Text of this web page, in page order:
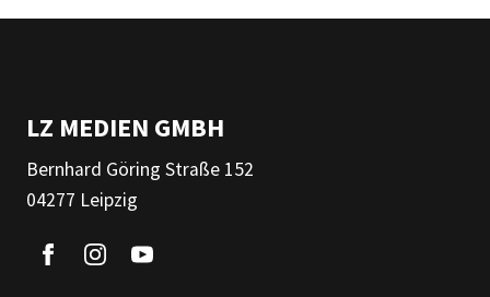
LZ MEDIEN GMBH
Bernhard Göring Straße 152
04277 Leipzig